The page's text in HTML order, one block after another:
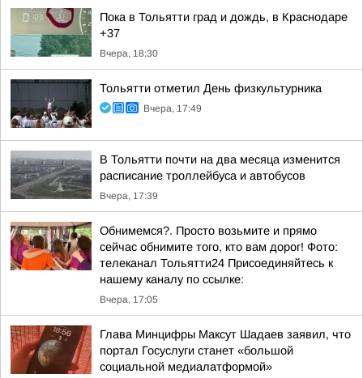
Пока в Тольятти град и дождь, в Краснодаре
+37
Вчера, 18:30
Тольятти отметил День физкультурника
Вчера, 17:49
В Тольятти почти на два месяца изменится
расписание троллейбуса и автобусов
Вчера, 17:39
Обнимемся?. Просто возьмите и прямо
сейчас обнимите того, кто вам дорог! Фото:
телеканал Тольятти24 Присоединяйтесь к
нашему каналу по ссылке:
Вчера, 17:05
Глава Минцифры Максут Шадаев заявил, что
портал Госуслуги станет «большой
социальной медиалатформой»